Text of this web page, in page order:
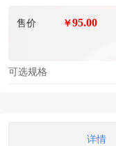
售价 ￥95.00
可选规格
详情